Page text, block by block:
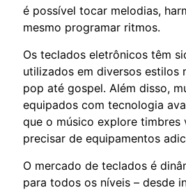
é possível tocar melodias,
mesmo programar ritmos.
Os teclados eletrônicos têm
utilizados em diversos estilos
pop até gospel. Além disso,
equipados com tecnologia
que o músico explore timbres
precisar de equipamentos
O mercado de teclados é
para todos os níveis – desde